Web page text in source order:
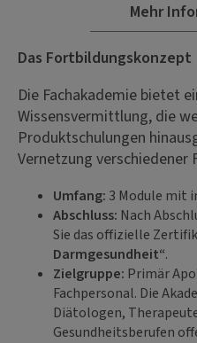
Mehr
Das Fortbildungskonzept
Die Fachakademie bietet
Wissensvermittlung, die
Produktschulungen
Vernetzung verschiedener
Umfang: 3 Module mit
Abschluss: Nach
Sie das offizielle
Darmgesundheit“.
Zielgruppe: Primär
Fachpersonal. Die
Diätologen,
Gesundheitsberufen